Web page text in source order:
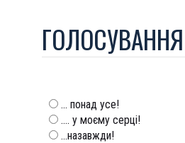
ГОЛОСУВАННЯ
... понад усе!
.... у моєму серці!
...назавжди!